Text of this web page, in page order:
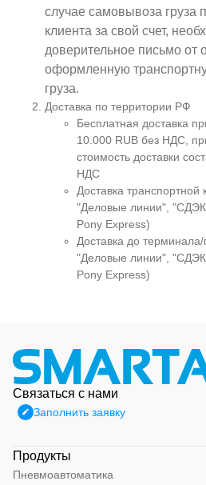
случае самовывоза груза
клиента за свой счет,
доверительное письмо от
оформленную
груза.
Доставка по территории РФ
Бесплатная доставка
10.000 RUB без НДС,
стоимость доставки
НДС
Доставка
"Деловые линии",
Pony Express)
Доставка до
"Деловые линии",
Pony Express)
Связаться с нами
Заполнить заявку
Продукты
Пневмоавтоматика